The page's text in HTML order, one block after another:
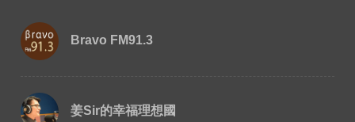
Bravo FM91.3
姜Sir的幸福理想國